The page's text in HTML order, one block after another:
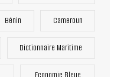
Bénin Cameroun
Dictionnaire Maritime